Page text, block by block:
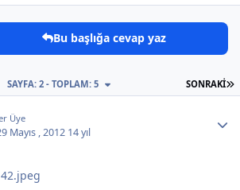
Bu başlığa cevap yaz
SONRAKI
SAYFA: 2 - TOPLAM: 5
Üye
Mayıs , 2012 14 yıl